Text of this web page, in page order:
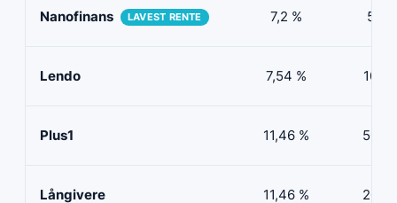
Nanofinans LAVEST RENTE 7,2 % 5
Lendo 7,54 % 10
Plus1 11,46 % 50
Långivere 11,46 % 20